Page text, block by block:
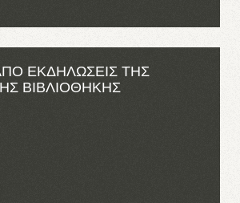
ΕΚΔΗΛΩΣΕΙΣ ΤΗΣ
ΒΙΒΛΙΟΘΗΚΗΣ